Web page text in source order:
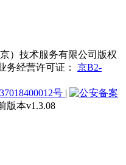
）技术服务有限公司版权
务经营许可证： 京B2-
号 |
版本v1.3.08